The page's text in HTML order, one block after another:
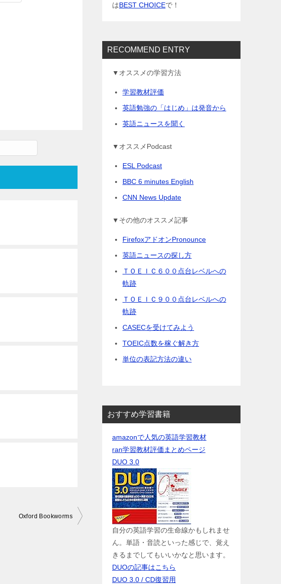
Oxford Bookworms
はBEST CHOICEで！
RECOMMEND ENTRY
▼オススメの学習方法
学習教材評価
英語勉強の「はじめ」は発音から
英語ニュースを聞く
▼オススメPodcast
ESL Podcast
BBC 6 minutes English
CNN News Update
▼その他のオススメ記事
FirefoxアドオンPronounce
英語ニュースの探し方
ＴＯＥＩＣ６００点台レベルへの
軌跡
ＴＯＥＩＣ９００点台レベルへの
軌跡
CASECを受けてみよう
TOEIC点数を稼ぐ解き方
単位の表記方法の違い
おすすめ学習書籍
amazonで人気の英語学習教材
ran学習教材評価まとめページ
DUO 3.0
自分の英語学習の生命線かもしれませ
ん。単語・音読といった感じで、覚え
きるまでしてもいいかなと思います。
DUOの記事はこちら
DUO 3.0 / CD復習用